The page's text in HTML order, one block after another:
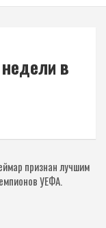
в
признан лучшим
УЕФА.